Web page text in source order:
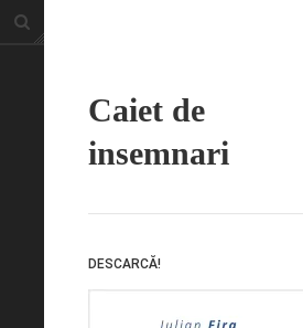
Caiet de
insemnari
DESCARCĂ!